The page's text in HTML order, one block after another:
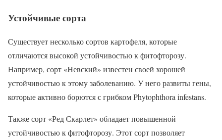
Устойчивые сорта
Существует несколько сортов картофеля, которые
отличаются высокой устойчивостью к фитофторозу.
Например, сорт «Невский» известен своей хорошей
устойчивостью к этому заболеванию. У него развиты гены,
которые активно борются с грибком Phytophthora infestans.
Также сорт «Ред Скарлет» обладает повышенной
устойчивостью к фитофторозу. Этот сорт позволяет